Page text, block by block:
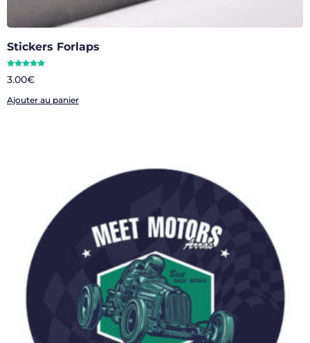
Stickers Forlaps
5.00
3.00€
Ajouter au panier